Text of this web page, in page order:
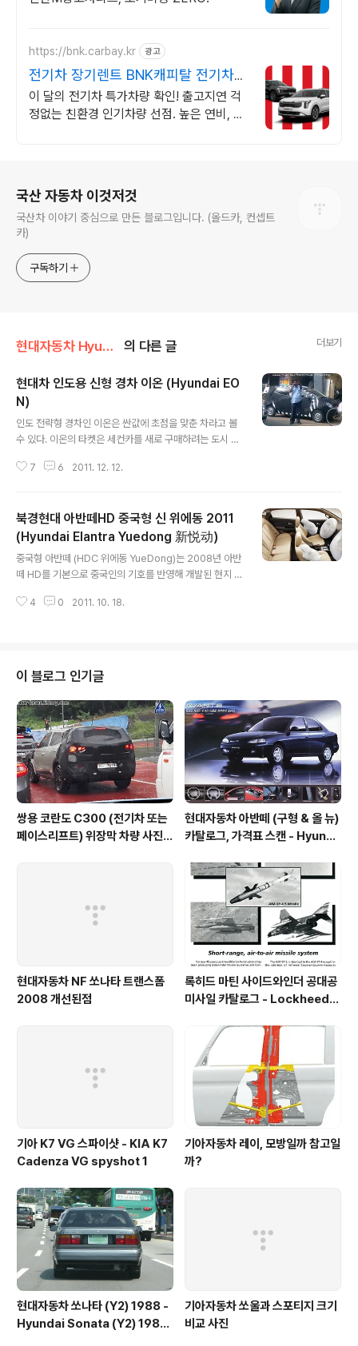
https://bnk.carbay.kr 광고
전기차 장기렌트 BNK캐피탈 전기차
인기모델 타임특가
이 달의 전기차 특가차량 확인! 출고지연 걱
정없는 친환경 인기차량 선점. 높은 연비, 친
국산 자동차 이것저것
국산차 이야기 중심으로 만든 블로그입니다. (올드카, 컨셉트
카)
구독하기
현대자동차 Hyundai 의 다른 글 더보기
현대차 인도용 신형 경차 이온 (Hyundai EO
N)
인도 전략형 경차인 이온은 싼값에 초점을 맞춘 차라고 볼
수 있다. 이온의 타켓은 세컨카를 새로 구매하려는 도시 중
산되는 추세에 맞춰 시골에서 가족용 승용차를 찾는 소비
라바드 연구소가 함께 개발을 진행했다. 이를 통해 부품을
단순화했으며 편의사양을 기능이 더욱 단순화된 저가형을
집어넣었다. 현지에서 생산되는 부품 조달율을 95%로 높
인점도 생산비를 낮추는데 일조했다. 당초 약 500만원대
가격이 올라 현지 판매가는 6개 사양에 630~870만원 정
7 6 2011. 12. 12.
북경현대 아반떼HD 중국형 신 위에동 2011
(Hyundai Elantra Yuedong 新悦动)
중국형 아반떼 (HDC 위에동 YueDong)는 2008년 아반
떼 HD를 기본으로 중국인의 기호를 반영해 개발된 현지 전
큰 준중형급 (C세그먼트) 시장에서 인기가 높은 모델로 2
더불어 신형 이란터 (아반떼 XD)도 내놓고 함께 판매하고
있는데 반해 아반떼 MD는 판매하고 있지 않네요. 구형 아
반떼 HD 위에동 링크 아반떼 XD 이란터 2011년형 링크
▶ 중국 내 전국적인 공모를 통해 결정된 HDC의 중국명
‘위에동’ (悦动-悅動)의 뜻은 '悅' 운전의 즐거움, '動'은
다이나믹한 ..
4 0 2011. 10. 18.
이 블로그 인기글
쌍용 코란도 C300 (전기차 또는
페이스리프트) 위장막 차량 사진 -
현대자동차 아반떼 (구형 & 올 뉴)
카탈로그, 가격표 스캔 - Hyunda
og
현대자동차 NF 쏘나타 트랜스폼
2008 개선된점
록히드 마틴 사이드와인더 공대공
미사일 카탈로그 - Lockheed
1996
기아 K7 VG 스파이샷 - KIA K7
Cadenza VG spyshot 1
기아자동차 레이, 모방일까 참고일
까?
현대자동차 쏘나타 (Y2) 1988 -
Hyundai Sonata (Y2) 1988
기아자동차 쏘울과 스포티지 크기
비교 사진